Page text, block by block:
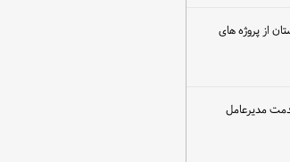
از پروژه های
مدیرعامل